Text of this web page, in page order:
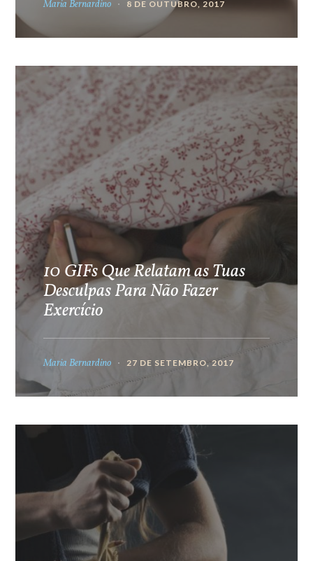
Maria Bernardino 8 DE OUTUBRO, 2017
10 GIFs Que Relatam as Tuas
Desculpas Para Não Fazer
Exercício
Maria Bernardino 27 DE SETEMBRO, 2017